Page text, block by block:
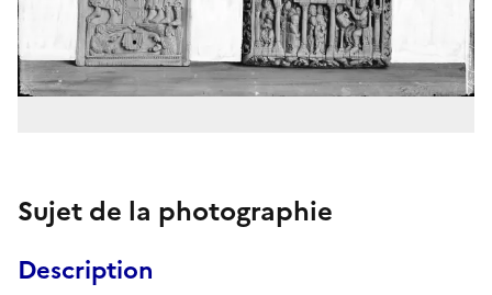
Sujet de la photographie
Description